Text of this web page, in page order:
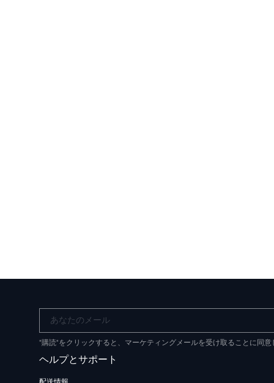
あなたのメール
"購読"をクリックすると、マーケティングメールを受け取ることに同
ヘルプとサポート